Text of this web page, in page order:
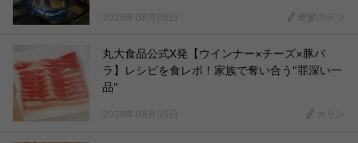
2026年08月06日 青髪のテツ
丸大食品公式X発【ウインナー×チーズ×豚バ
ラ】レシピを食レポ！家族で奪い合う"罪深い一
品"
2026年08月05日 カリン